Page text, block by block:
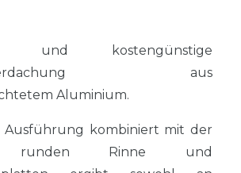
und kostengünstige
aus
Aluminium.
Ausführung kombiniert mit der
runden Rinne und